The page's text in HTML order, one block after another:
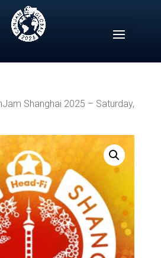
Shanghai 2025 – Saturday,